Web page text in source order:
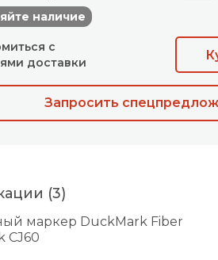
наличие
с
доставки
Запросить
(3)
маркер DuckMark Fiber
CJ60